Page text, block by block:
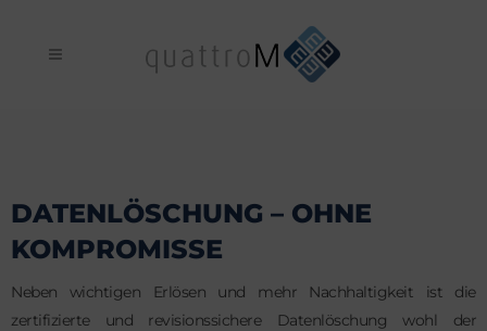
DATENLÖSCHUNG – OHNE
KOMPROMISSE
Neben wichtigen Erlösen und mehr Nachhaltigkeit ist die
zertifizierte und revisionssichere Datenlöschung wohl der